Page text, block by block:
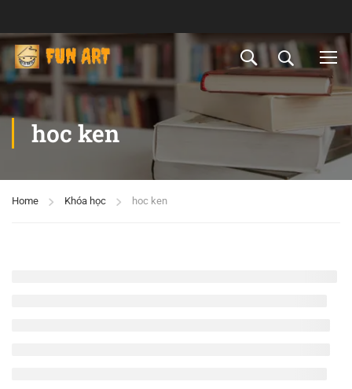
hoc ken
Home Khóa học hoc ken